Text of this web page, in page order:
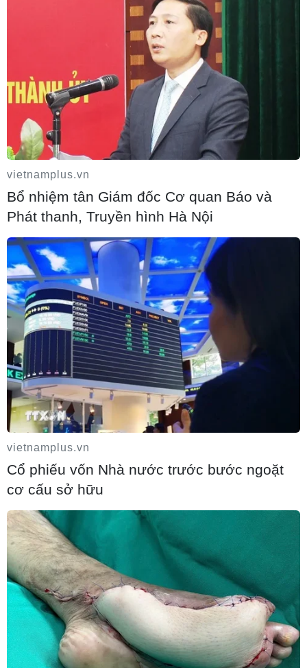
Tổng thống Iran nhấn mạnh Tehran sẽ
không bị ép buộc phải đầu hàng
08/08/2026 11:51
Mỹ có đang chuẩn bị một chiến lược mới
nhằm vào Iran?
07/08/2026 10:08
Mỹ can thiệp khẩn cấp, ngăn Israel mở
rộng đòn trừng phạt Hezbollah
07/08/2026 02:31
vietnamplus.vn
Bổ nhiệm tân Giám đốc Cơ quan Báo và
Phát thanh, Truyền hình Hà Nội
vietnamplus.vn
Cổ phiếu vốn Nhà nước trước bước ngoặt
cơ cấu sở hữu